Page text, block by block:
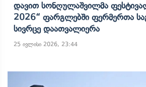
Დავით Სონღულაშვილმა
2026“ Ფარგლებში Ფერმერთა
Სივრცე Დაათვალიერა
25 ივლისი 2026, 23:44